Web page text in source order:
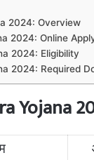
2024: Overview
2024: Online
2024: Eligibility
2024: Required
Yojana